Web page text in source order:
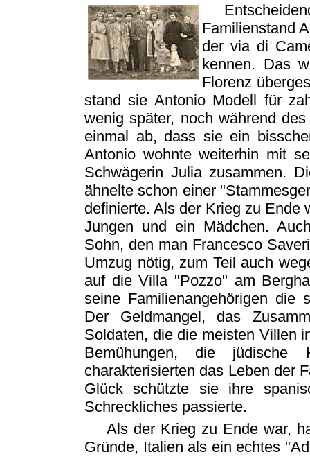
Familienstand
der via di
kennen. Das
Florenz
stand sie Antonio Modell für
wenig später, noch während
einmal ab, dass sie ein
Antonio wohnte weiterhin mit
Schwägerin Julia zusammen.
ähnelte schon einer
definierte. Als der Krieg zu Ende
Jungen und ein Mädchen.
Sohn, den man Francesco
Umzug nötig, zum Teil auch
auf die Villa "Pozzo" am
seine Familienangehörigen die
Der Geldmangel, das
Soldaten, die die meisten Villen
Bemühungen, die jüdische
charakterisierten das Leben der
Glück schützte sie ihre
Schreckliches passierte.
Als der Krieg zu Ende war,
Gründe, Italien als ein echtes